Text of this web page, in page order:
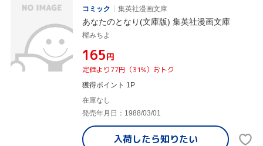
コミック
集英社漫画文庫
あなたのとなり(文庫版) 集英社漫画文庫
樫みちよ
¥165円
定価より77円（31%）おトク
獲得ポイント 1P
在庫なし
発売年月日：1988/03/01
入荷したら知りたい